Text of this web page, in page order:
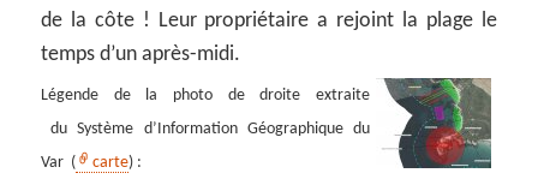
de la côte ! Leur propriétaire a rejoint la plage le
temps d’un après-midi.
Légende de la photo de droite extraite
du Système d’Information Géographique du
Var (
carte) :